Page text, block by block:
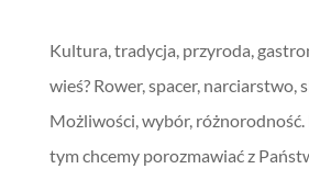
Kultura, tradycja, przyroda,
wieś? Rower, spacer, narciarstwo,
Możliwości, wybór,
tym chcemy porozmawiać z